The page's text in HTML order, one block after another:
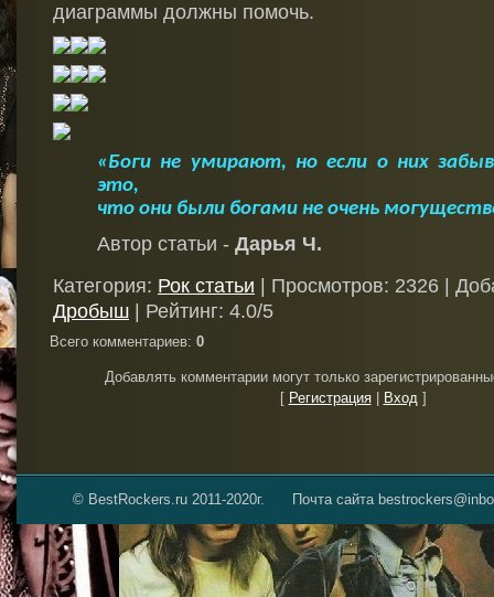
диаграммы должны помочь.
«Боги не умирают, но если о них
это,
что они были богами не очень
Автор статьи - Дарья Ч.
Категория: Рок статьи Просмотров: 2326 |
Дробыш
Рейтинг: 4.0/5
Всего комментариев: 0
Добавлять комментарии могут только
[ Регистрация| Вход]
© BestRockers.ru 2011-2020г. Почта сайта